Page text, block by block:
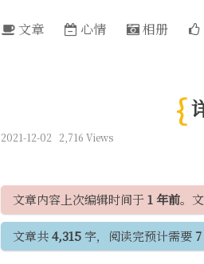
文章 心情 相册
2021-12-02 2,716 Views
文章内容上次编辑时间于 1 年前。
文章共4,315字，阅读完预计需要